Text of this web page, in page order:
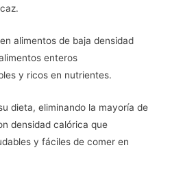
alimentos de baja densidad
enteros
y ricos en nutrientes.
dieta, eliminando la mayoría de
densidad calórica que
y fáciles de comer en